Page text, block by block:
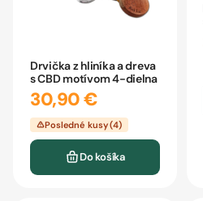
Drvička z hliníka a dreva
s CBD motívom 4-dielna
30,90 €
Posledné kusy (4)
Do košíka